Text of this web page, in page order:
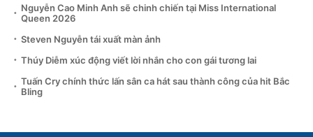
Nguyễn Cao Minh Anh sẽ chinh chiến tại Miss International
Queen 2026
Steven Nguyễn tái xuất màn ảnh
Thúy Diễm xúc động viết lời nhắn cho con gái tương lai
Tuấn Cry chính thức lấn sân ca hát sau thành công của hit Bắc
Bling